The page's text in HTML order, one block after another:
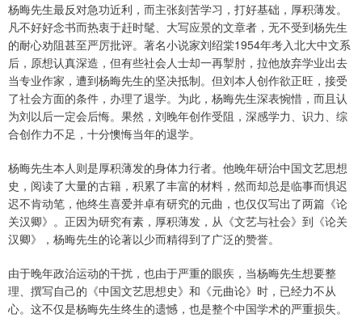
杨晦先生最反对急功近利，而主张刻苦学习，打好基础，厚积薄发。
凡不好好念书而热衷于赶时髦、大写应景的文章者，无不受到杨先生
的耐心劝阻甚至严厉批评。著名小说家刘绍棠1954年考入北大中文系
后，原想认真深造，但有些社会人士却一再掣肘，拉他放弃学业出去
当专业作家，遭到杨晦先生的坚决抵制。但刘本人创作欲正旺，接受
了社会方面的条件，办理了退学。为此，杨晦先生深表惋惜，而且认
为刘以后一定会后悔。果然，刘晚年创作受阻，深感学力、识力、综
合创作力不足，十分懊悔当年的退学。
杨晦先生本人则是厚积薄发的身体力行者。他晚年研治中国文艺思想
史，阅读了大量的古籍，积累了丰富的材料，然而却总是临事而惧迟
迟不肯动笔，他终生喜爱并卓有研究的元曲，也仅仅写出了两篇《论
关汉卿》。正因为研究有素，厚积薄发，从《文艺与社会》到《论关
汉卿》，杨晦先生的论著以少而精得到了广泛的赞誉。
由于晚年政治运动的干扰，也由于严重的眼疾，当杨晦先生想要整
理、撰写自己的《中国文艺思想史》和《元曲论》时，已经力不从
心。这不仅是杨晦先生终生的遗憾，也是整个中国学术的严重损失。